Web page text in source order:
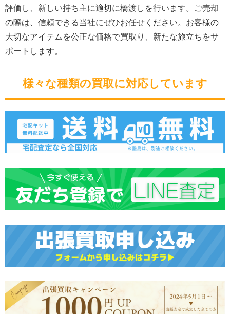
評価し、新しい持ち主に適切に橋渡しを行います。ご売却
の際は、信頼できる当社にぜひお任せください。お客様の
大切なアイテムを公正な価格で買取り、新たな旅立ちをサ
ポートします。
様々な種類の買取に対応しています